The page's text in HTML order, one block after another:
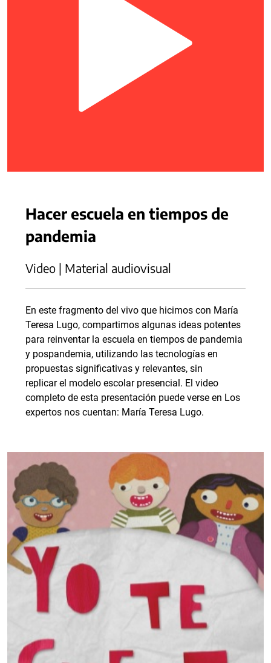
Hacer escuela en tiempos de
pandemia
Video | Material audiovisual
En este fragmento del vivo que hicimos con María
Teresa Lugo, compartimos algunas ideas potentes
para reinventar la escuela en tiempos de pandemia
y pospandemia, utilizando las tecnologías en
propuestas significativas y relevantes, sin
replicar el modelo escolar presencial. El video
completo de esta presentación puede verse en Los
expertos nos cuentan: María Teresa Lugo.